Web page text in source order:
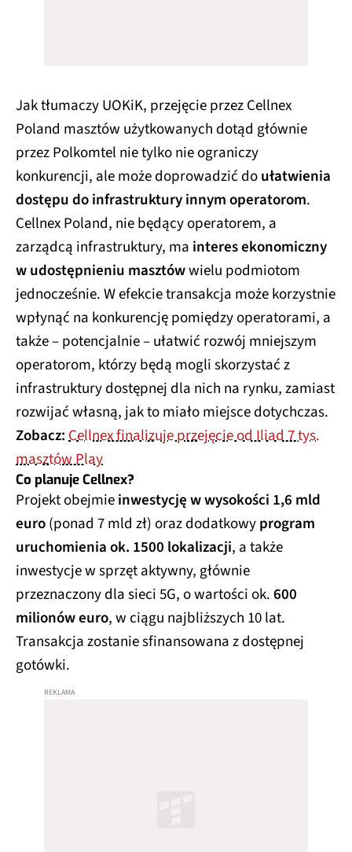
Jak tłumaczy UOKiK, przejęcie przez Cellnex
Poland masztów użytkowanych dotąd głównie
przez Polkomtel nie tylko nie ograniczy
konkurencji, ale może doprowadzić doułatwienia
dostępu do infrastruktury innym operatorom.
Cellnex Poland, nie będący operatorem, a
zarządcą infrastruktury, ma interes ekonomiczny
w udostępnieniu masztówwielu podmiotom
jednocześnie. W efekcie transakcja może korzystnie
wpłynąć na konkurencję pomiędzy operatorami, a
także – potencjalnie – ułatwić rozwój mniejszym
operatorom, którzy będą mogli skorzystać z
infrastruktury dostępnej dla nich na rynku, zamiast
rozwijać własną, jak to miało miejsce dotychczas.
Zobacz:Cellnex finalizuje przejęcie od Iliad 7 tys.
masztów Play
Co planuje Cellnex?
Projekt obejmieinwestycję w wysokości 1,6 mld
euro(ponad 7 mld zł) oraz dodatkowyprogram
uruchomienia ok. 1500 lokalizacji, a także
inwestycje w sprzęt aktywny, głównie
przeznaczony dla sieci 5G, o wartości ok.600
milionów euro, w ciągu najbliższych 10 lat.
Transakcja zostanie sfinansowana z dostępnej
gotówki.